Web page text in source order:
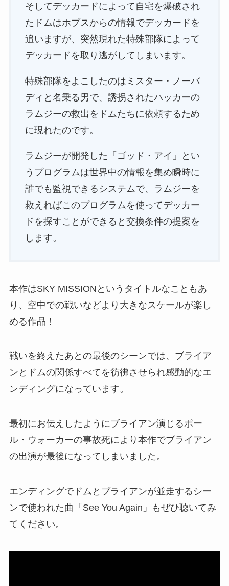
そしてデッカードによって自宅を爆破され
たドムはホブスからの情報でデッカードを
追いますが、突然現れた特殊部隊によって
デッカードを取り逃がしてしまいます。
特殊部隊をよこしたのはミスター・ノーバ
ディと名乗る男で、誘拐されたハッカーの
ラムジーの救出をドムたちに依頼するため
に現れたのです。
ラムジーが開発した「ゴッド・アイ」とい
うプログラムは世界中の情報を集め瞬時に
誰でも監視できるシステムで、ラムジーを
救えればこのプログラムを使ってデッカー
ドを探すことができると交換条件の提案を
します。
本作はSKY MISSIONというタイトルなこともあ
り、空中での戦いなどより大きなスケールが楽し
める作品！
戦いを終えたあとの最後のシーンでは、ブライア
ンとドムの関係すべてを彷彿させられ感動的なエ
ンディングになっています。
最初にお伝えしたようにブライアン演じるポー
ル・ウォーカーの事故死により本作でブライアン
の出演が最後になってしまいました。
エンディングでドムとブライアンが並走するシー
ンで使われた曲「See You Again」もぜひ聴いてみ
てください。